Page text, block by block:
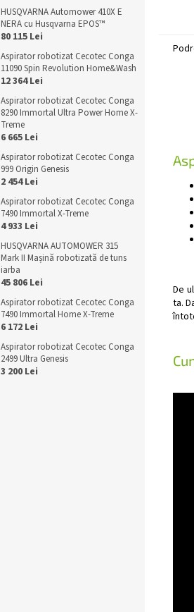
HUSQVARNA Automower 410X E
NERA cu Husqvarna EPOS™
80 115 Lei
Aspirator robotizat Cecotec Conga
11090 Spin Revolution Home&Wash
12 364 Lei
Aspirator robotizat Cecotec Conga
8290 Immortal Ultra Power Home X-
Treme
6 665 Lei
Aspirator robotizat Cecotec Conga
999 Origin Genesis
2 454 Lei
Aspirator robotizat Cecotec Conga
7490 Immortal X-Treme
4 933 Lei
HUSQVARNA AUTOMOWER 315
Mark II Mașină robotizată de tuns
iarba
45 806 Lei
Aspirator robotizat Cecotec Conga
7490 Immortal Home X-Treme
6 172 Lei
Aspirator robotizat Cecotec Conga
2499 Ultra Genesis
3 200 Lei
De
ta.